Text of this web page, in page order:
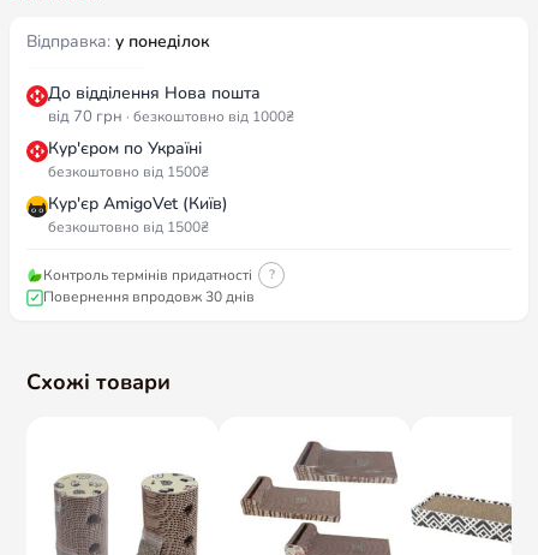
Відправка: у понеділок
До відділення Нова пошта
від 70 грн · безкоштовно від 1000₴
Кур'єром по Україні
безкоштовно від 1500₴
Кур'єр AmigoVet (Київ)
безкоштовно від 1500₴
Контроль термінів придатності ?
Повернення впродовж 30 днів
Схожі товари